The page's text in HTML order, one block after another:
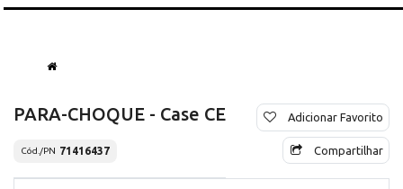
PARA-CHOQUE - Case CE
Cód./PN 71416437
Adicionar Favorito
Compartilhar